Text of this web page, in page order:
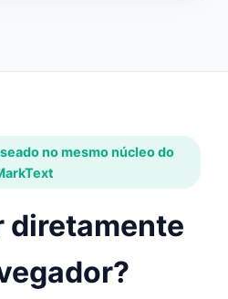
no mesmo núcleo do
diretamente